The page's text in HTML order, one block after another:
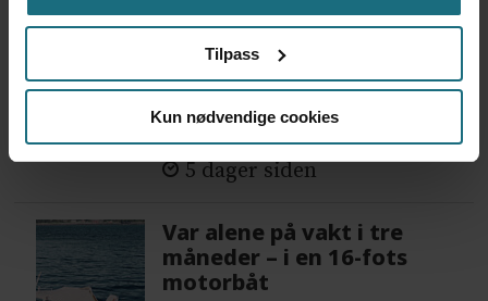
Tilpass
Kun nødvendige cookies
Flytter oppgaver og
frigjør tid for
helsepersonell: – Det er
helt magisk å være
forvakt nå
5 dager siden
Var alene på vakt i tre
måneder – i en 16-fots
motorbåt